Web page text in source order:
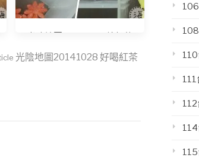
光陰地圖20141028 好喝紅茶